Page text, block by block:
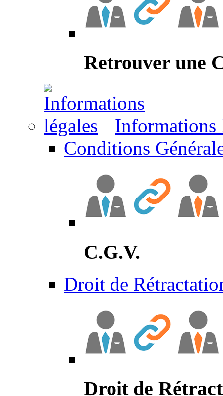
Retrouver une
Informations
Conditions
C.G.V.
Droit de
Droit de